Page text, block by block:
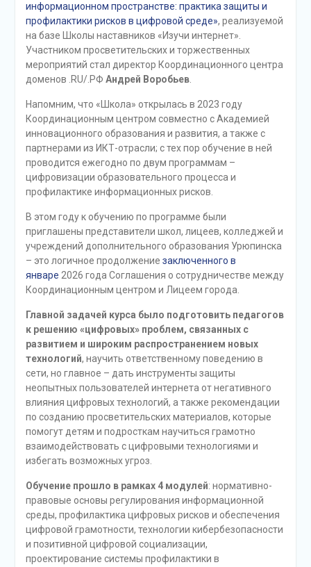
информационном пространстве: практика защиты и
профилактики рисков в цифровой среде», реализуемой
на базе Школы наставников «Изучи интернет».
Участником просветительских и торжественных
мероприятий стал директор Координационного центра
доменов .RU/.РФ Андрей Воробьев.
Напомним, что «Школа» открылась в 2023 году
Координационным центром совместно с Академией
инновационного образования и развития, а также с
партнерами из ИКТ-отрасли; с тех пор обучение в ней
проводится ежегодно по двум программам –
цифровизации образовательного процесса и
профилактике информационных рисков.
В этом году к обучению по программе были
приглашены представители школ, лицеев, колледжей и
учреждений дополнительного образования Урюпинска
– это логичное продолжение заключенного в
январе 2026 года Соглашения о сотрудничестве между
Координационным центром и Лицеем города.
Главной задачей курса было подготовить педагогов
к решению «цифровых» проблем, связанных с
развитием и широким распространением новых
технологий, научить ответственному поведению в
сети, но главное – дать инструменты защиты
неопытных пользователей интернета от негативного
влияния цифровых технологий, а также рекомендации
по созданию просветительских материалов, которые
помогут детям и подросткам научиться грамотно
взаимодействовать с цифровыми технологиями и
избегать возможных угроз.
Обучение прошло в рамках 4 модулей: нормативно-
правовые основы регулирования информационной
среды, профилактика цифровых рисков и обеспечения
цифровой грамотности, технологии кибербезопасности
и позитивной цифровой социализации,
проектирование системы профилактики в